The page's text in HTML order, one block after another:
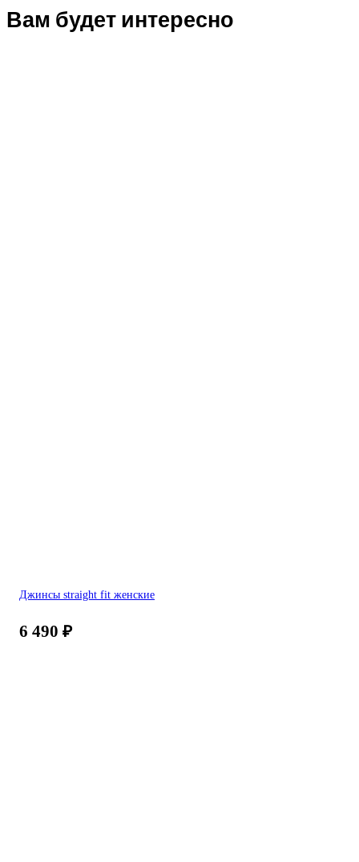
Вам будет интересно
Джинсы straight fit женские
6 490 ₽